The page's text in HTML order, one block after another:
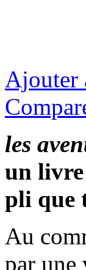
Ajouter
les
un livre
pli que
Au
par une